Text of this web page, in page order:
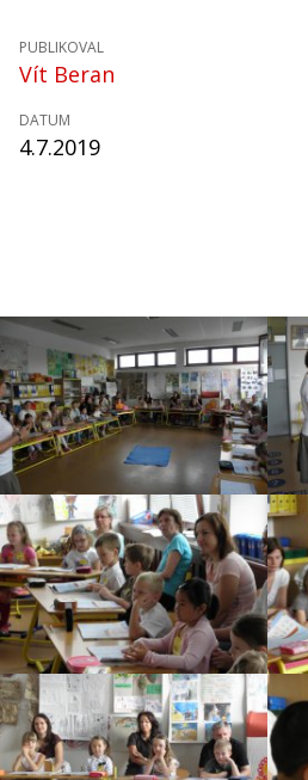
PUBLIKOVAL
Vít Beran
DATUM
4.7.2019